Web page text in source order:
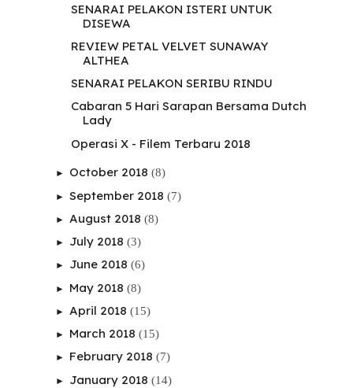
SENARAI PELAKON ISTERI UNTUK
DISEWA
REVIEW PETAL VELVET SUNAWAY
ALTHEA
SENARAI PELAKON SERIBU RINDU
Cabaran 5 Hari Sarapan Bersama Dutch
Lady
Operasi X - Filem Terbaru 2018
► October 2018 (8)
► September 2018 (7)
► August 2018 (8)
► July 2018 (3)
► June 2018 (6)
► May 2018 (8)
► April 2018 (15)
► March 2018 (15)
► February 2018 (7)
► January 2018 (14)